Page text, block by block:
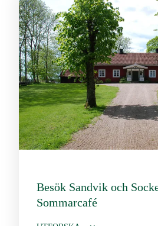
Besök Sandvik och
Sommarcafé